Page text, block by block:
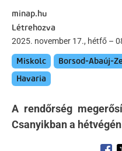
minap.hu
Létrehozva
2025. november 17., hétfő –
Miskolc Borsod-Abaúj-
Havaria
A rendőrség
Csanyikban a